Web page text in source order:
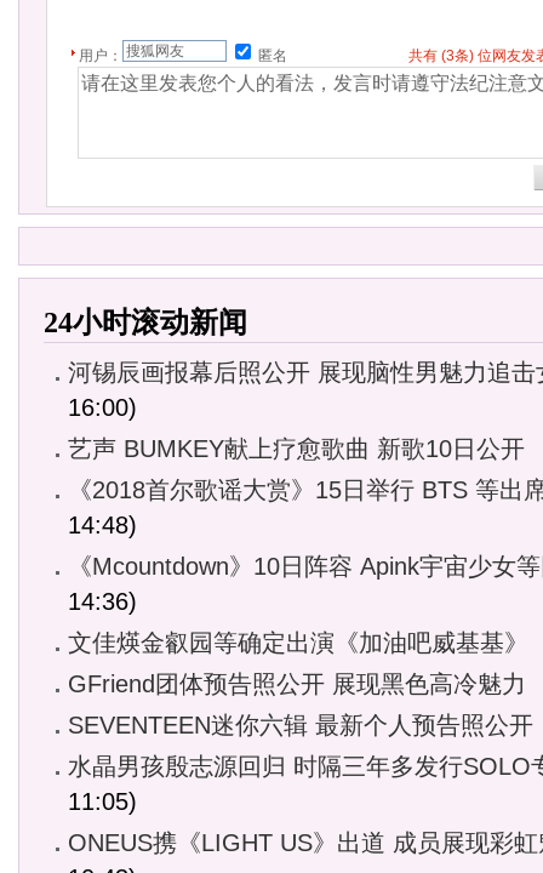
用户： 匿名 共有 (3条) 位网友发
24小时滚动新闻
河锡辰画报幕后照公开 展现脑性男魅力追击
16:00)
艺声 BUMKEY献上疗愈歌曲 新歌10日公开
《2018首尔歌谣大赏》15日举行 BTS 等出
14:48)
《Mcountdown》10日阵容 Apink宇宙少女
14:36)
文佳煐金叡园等确定出演《加油吧威基基》
GFriend团体预告照公开 展现黑色高冷魅力
SEVENTEEN迷你六辑 最新个人预告照公开
水晶男孩殷志源回归 时隔三年多发行SOLO
11:05)
ONEUS携《LIGHT US》出道 成员展现彩